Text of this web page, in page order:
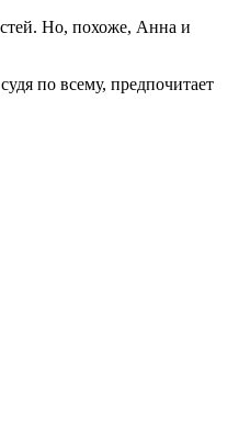
Но, похоже, Анна и
по всему, предпочитает